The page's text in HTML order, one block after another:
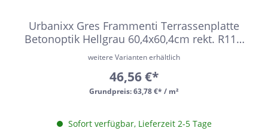
Urbanixx Gres Frammenti Terrassenplatte
Betonoptik Hellgrau 60,4x60,4cm rekt. R11B
2cm stark
Grundpreis:63,78 €* / m²
weitere Varianten erhältlich
46,56 €*
Sofort verfügbar, Lieferzeit 2-5 Tage